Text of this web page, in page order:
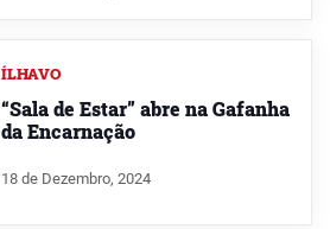
ÍLHAVO
“Sala de Estar” abre na Gafanha
da Encarnação
18 de Dezembro, 2024